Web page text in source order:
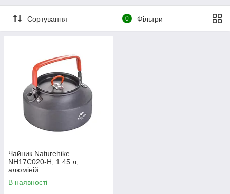
Сортування 0 Фільтри
Чайник Naturehike
NH17C020-H, 1.45 л,
алюміній
В наявності